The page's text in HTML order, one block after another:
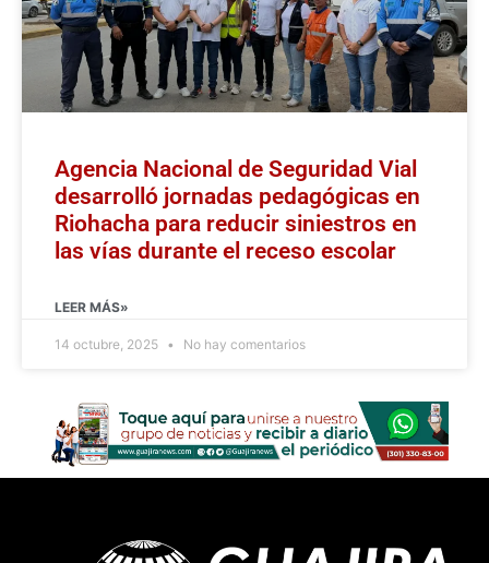
Agencia Nacional de Seguridad Vial
desarrolló jornadas pedagógicas en
Riohacha para reducir siniestros en
las vías durante el receso escolar
LEER MÁS»
14 octubre, 2025 No hay comentarios